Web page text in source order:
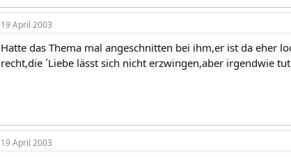
19 April 2003
Hatte das Thema mal angeschnitten bei ihm,er ist da eher
recht,die ´Liebe lässt sich nicht erzwingen,aber irgendwie
19 April 2003